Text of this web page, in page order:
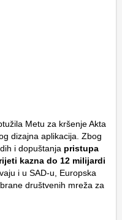
Metu za kršenje Akta
dizajna aplikacija. Zbog
i dopuštanja pristupa
kazna do 12 milijardi
i u SAD-u, Europska
društvenih mreža za